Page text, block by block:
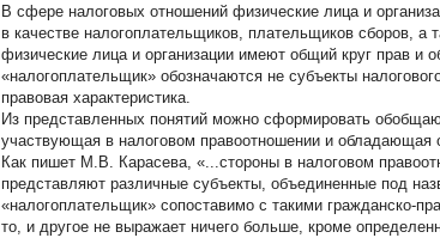
В сфере налоговых отношений физические лица и
в качестве налогоплательщиков, плательщиков сборов, а
физические лица и организации имеют общий круг прав
«налогоплательщик» обозначаются не субъекты
правовая характеристика.
Из представленных понятий можно сформировать
участвующая в налоговом правоотношении и обладающая
Как пишет М.В. Карасева, «...стороны в налоговом
представляют различные субъекты, объединенные под
«налогоплательщик» сопоставимо с такими гражданско-
то, и другое не выражает ничего больше, кроме